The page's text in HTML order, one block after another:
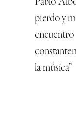
Pablo
pierdo y
encuentro
la música”